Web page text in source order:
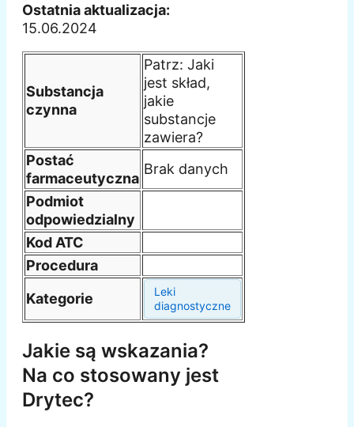
Ostatnia aktualizacja:
15.06.2024
Substancja
czynna
Patrz: Jaki
jest skład,
jakie
substancje
zawiera?
Postać
farmaceutyczna
Brak danych
Podmiot
odpowiedzialny
Kod ATC
Procedura
Kategorie
Leki
diagnostyczne
Jakie są wskazania?
Na co stosowany jest
Drytec?